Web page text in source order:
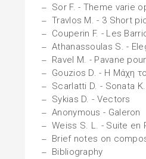
Sor F. - Theme varie
Travlos M. - 3 Short
Couperin F. - Les
Athanassoulas S. -
Ravel M. - Pavane
Gouzios D. - Η Μάχη
Scarlatti D. - Sonata
Sykias D. - Vectors
Anonymous - Galeron
Weiss S. L. - Suite en
Brief notes on
Bibliography